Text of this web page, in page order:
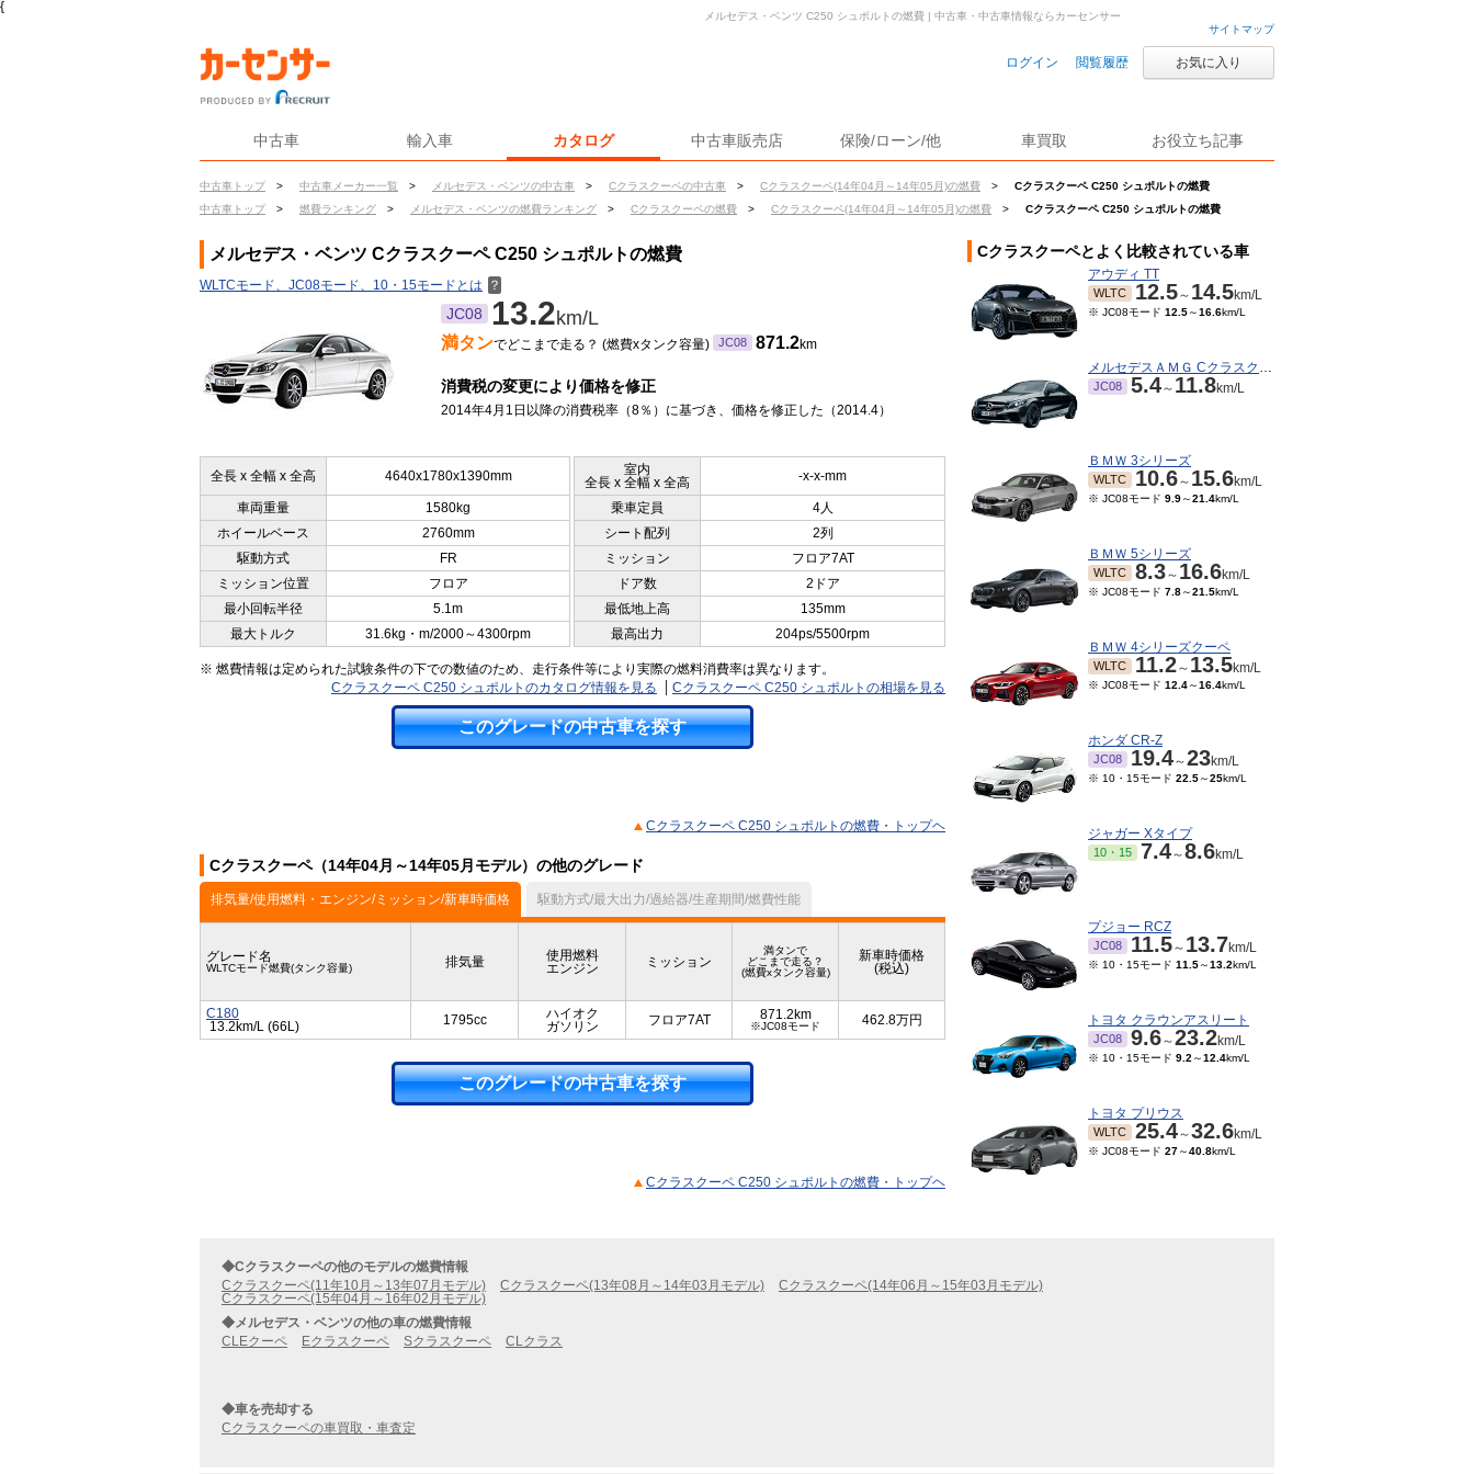
{
サイトマップ
ログイン 閲覧履歴 お気に入り
中古車 輸入車 カタログ 中古車販売店 保険/ローン/他 車買取 お役立ち記事
中古車トップ > 中古車メーカー一覧 > メルセデス・ベンツの中古車 > Cクラスクーペの中古車 > Cクラスクーペ(14年04月～14年05月)の燃費 >
Cクラスクーペ C250 シュポルトの燃費
中古車トップ
> 燃費ランキング > メルセデス・ベンツの燃費ランキング > Cクラスクーペの燃費 > Cクラスクーペ(14年04月～14年05月)の燃費 > Cクラスクーペ C250 シュポルトの燃費
メルセデス・ベンツ C250 シュポルトの燃費 | 中古車・中古車情報ならカーセンサー
メルセデス・ベンツ Cクラスクーペ C250 シュポルトの燃費
WLTCモード、JC08モード、10・15モードとは ？
JC08 13.2km/L
満タンでどこまで走る？ (燃費xタンク容量) JC08 871.2km
消費税の変更により価格を修正
2014年4月1日以降の消費税率（8％）に基づき、価格を修正した（2014.4）
全長 x 全幅 x 全高 4640x1780x1390mm
室内
全長 x 全幅 x 全高
-x-x-mm
車両重量 1580kg 乗車定員
4人
ホイールベース
2760mm シート配列
2列
駆動方式
FR ミッション
フロア7AT
ミッション位置
フロア ドア数
2ドア
最小回転半径
5.1m 最低地上高
135mm
最大トルク
31.6kg・m/2000～4300rpm 最高出力 204ps/5500rpm
※ 燃費情報は定められた試験条件の下での数値のため、走行条件等により実際の燃料消費率は異なります。
Cクラスクーペ C250 シュポルトのカタログ情報を見る
Cクラスクーペ C250 シュポルトの相場を見る
このグレードの中古車を探す
Cクラスクーペ C250 シュポルトの燃費・トップヘ
Cクラスクーペ（14年04月～14年05月モデル）の他のグレード
排気量/使用燃料・エンジン/ミッション/新車時価格 駆動方式/最大出力/過給器/生産期間/燃費性能
グレード名
WLTCモード燃費(タンク容量) 排気量
使用燃料
エンジン
ミッション
満タンで
どこまで走る？
(燃費xタンク容量)
新車時価格
(税込)
C180
13.2km/L (66L)
1795cc
ハイオク
ガソリン
フロア7AT 871.2km
※JC08モード 462.8万円
このグレードの中古車を探す
Cクラスクーペ C250 シュポルトの燃費・トップヘ
Cクラスクーペとよく比較されている車
アウディ TT
WLTC 12.5～ 14.5km/L
※ JC08モード 12.5～16.6km/L
メルセデスＡＭＧ Cクラスクーペ
JC08 5.4～ 11.8km/L
ＢＭＷ 3シリーズ
WLTC 10.6～ 15.6km/L
※ JC08モード 9.9～21.4km/L
ＢＭＷ 5シリーズ
WLTC 8.3～ 16.6km/L
※ JC08モード 7.8～21.5km/L
ＢＭＷ 4シリーズクーペ
WLTC 11.2～ 13.5km/L
※ JC08モード 12.4～16.4km/L
ホンダ CR-Z
JC08 19.4～23km/L
※ 10・15モード 22.5～25km/L
ジャガー Xタイプ
10・15 7.4～8.6km/L
プジョー RCZ
JC08 11.5～ 13.7km/L
※ 10・15モード 11.5～13.2km/L
トヨタ クラウンアスリート
JC08 9.6～23.2km/L
※ 10・15モード 9.2 ～12.4km/L
トヨタ プリウス
WLTC 25.4～32.6km/L
※ JC08モード 27～40.8km/L
◆Cクラスクーペの他のモデルの燃費情報
Cクラスクーペ(11年10月～13年07月モデル)
Cクラスクーペ(13年08月～14年03月モデル)
Cクラスクーペ(14年06月～15年03月モデル)
Cクラスクーペ(15年04月～16年02月モデル)
◆メルセデス・ベンツの他の車の燃費情報
CLEクーペ
Eクラスクーペ Sクラスクーペ CLクラス
◆車を売却する
Cクラスクーペの車買取・車査定